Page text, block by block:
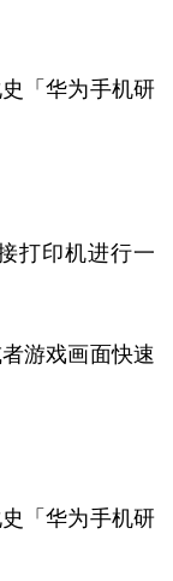
打印机进行一
游戏画面快速